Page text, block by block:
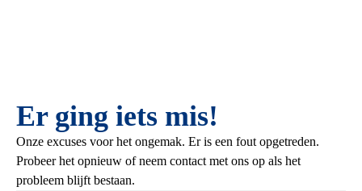
Er ging iets mis!
Onze excuses voor het ongemak. Er is een fout opgetreden.
Probeer het opnieuw of neem contact met ons op als het
probleem blijft bestaan.